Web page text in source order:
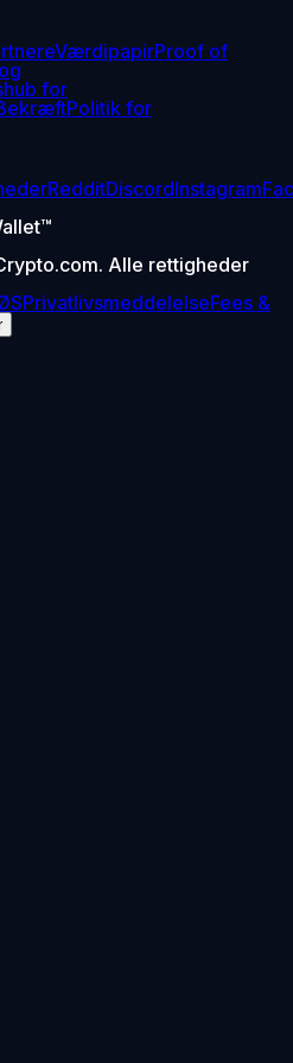
VærdipapirProof of
for
Politik for
RedditDiscordInstagram
Alle rettigheder
PrivatlivsmeddelelseFees &